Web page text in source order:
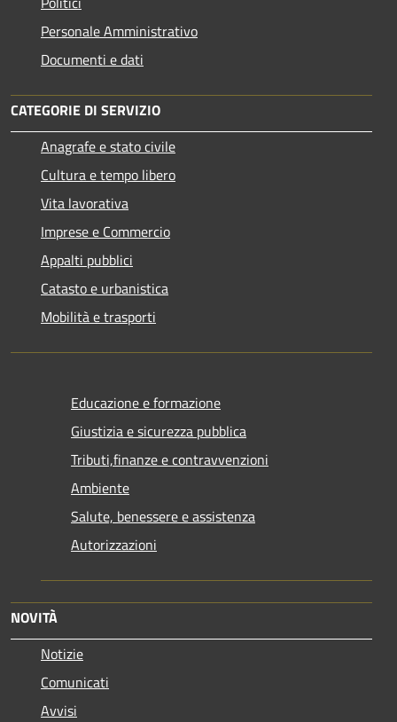
Personale Amministrativo
Documenti e dati
CATEGORIE DI SERVIZIO
Anagrafe e stato civile
Cultura e tempo libero
Vita lavorativa
Imprese e Commercio
Appalti pubblici
Catasto e urbanistica
Mobilità e trasporti
Educazione e formazione
Giustizia e sicurezza pubblica
Tributi,finanze e contravvenzioni
Ambiente
Salute, benessere e assistenza
Autorizzazioni
NOVITÀ
Notizie
Comunicati
Avvisi